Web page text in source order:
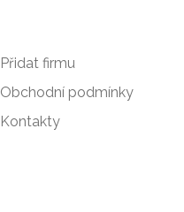
Přidat firmu
Obchodní podmínky
Kontakty